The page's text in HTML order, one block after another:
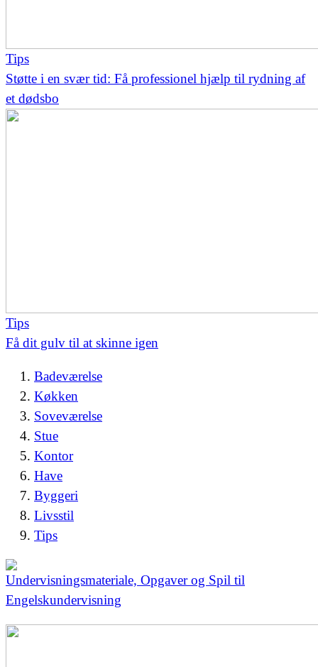
Tips
Støtte i en svær tid: Få professionel hjælp til rydning af
et dødsbo
Tips
Få dit gulv til at skinne igen
Badeværelse
Køkken
Soveværelse
Stue
Kontor
Have
Byggeri
Livsstil
Tips
Undervisningsmateriale, Opgaver og Spil til
Engelskundervisning